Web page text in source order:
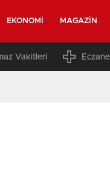
EKONOMI MAGAZIN
Vakitleri